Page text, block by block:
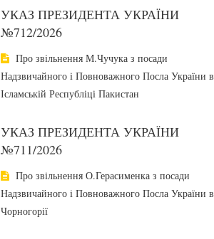
УКАЗ ПРЕЗИДЕНТА УКРАЇНИ
№712/2026
Про звільнення М.Чучука з посади
Надзвичайного і Повноважного Посла України в
Ісламській Республіці Пакистан
УКАЗ ПРЕЗИДЕНТА УКРАЇНИ
№711/2026
Про звільнення О.Герасименка з посади
Надзвичайного і Повноважного Посла України в
Чорногорії